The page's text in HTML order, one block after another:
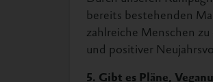
bereits bestehenden
zahlreiche Menschen
und positiver
5. Gibt es Pläne,